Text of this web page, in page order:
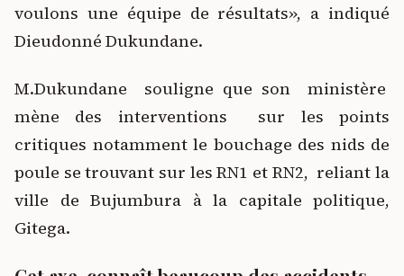
voulons une équipe de résultats», a indiqué
Dieudonné Dukundane.
M.Dukundane souligne que son ministère
mène des interventions sur les points
critiques notamment le bouchage des nids de
poule se trouvant sur les RN1 et RN2, reliant la
ville de Bujumbura à la capitale politique,
Gitega.